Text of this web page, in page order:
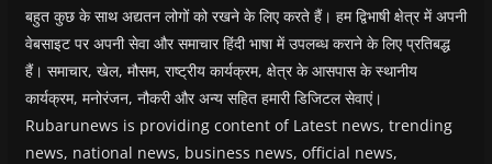
बहुत कुछ के साथ अद्यतन लोगों को रखने के लिए करते हैं। हम द्विभाषी क्षेत्र में अपनी
वेबसाइट पर अपनी सेवा और समाचार हिंदी भाषा में उपलब्ध कराने के लिए प्रतिबद्ध
हैं। समाचार, खेल, मौसम, राष्ट्रीय कार्यक्रम, क्षेत्र के आसपास के स्थानीय
कार्यक्रम, मनोरंजन, नौकरी और अन्य सहित हमारी डिजिटल सेवाएं।
Rubarunews is providing content of Latest news, trending
news, national news, business news, official news,